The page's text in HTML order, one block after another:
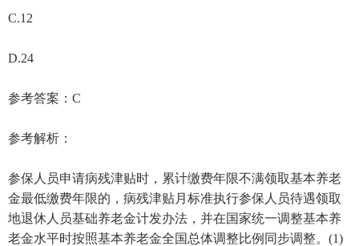
C.12
D.24
参考答案：C
参考解析：
参保人员申请病残津贴时，累计缴费年限不满领取基本养老
金最低缴费年限的，病残津贴月标准执行参保人员待遇领取
地退休人员基础养老金计发办法，并在国家统一调整基本养
老金水平时按照基本养老金全国总体调整比例同步调整。(1)